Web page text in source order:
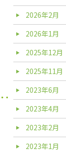
2026年2月
2026年1月
2025年12月
2025年11月
2023年6月
2023年4月
2023年2月
2023年1月